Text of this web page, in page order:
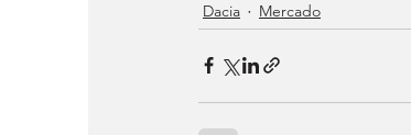
Dacia Mercado